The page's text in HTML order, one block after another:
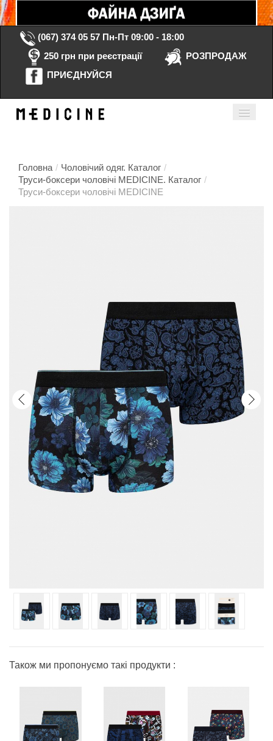
(067) 374 05 57 Пн-Пт 09:00 - 18:00
250 грн при реєстрації
РОЗПРОДАЖ
ПРИЄДНУЙСЯ
Головна / Чоловічий одяг. Каталог /
Труси-боксери чоловічі MEDICINE. Каталог /
Труси-боксери чоловічі MEDICINE
Також ми пропонуємо такі продукти :